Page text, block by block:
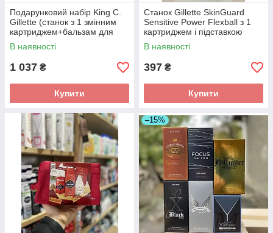
Подарунковий набір King C.
Gillette (станок з 1 змінним
картриджем+бальзам для
бороди+шкарпетки)
В наявності
1 037 ₴
Купити
Станок Gillette SkinGuard
Sensitive Power Flexball з 1
картриджем і підставкою
В наявності
397 ₴
Купити
–15%